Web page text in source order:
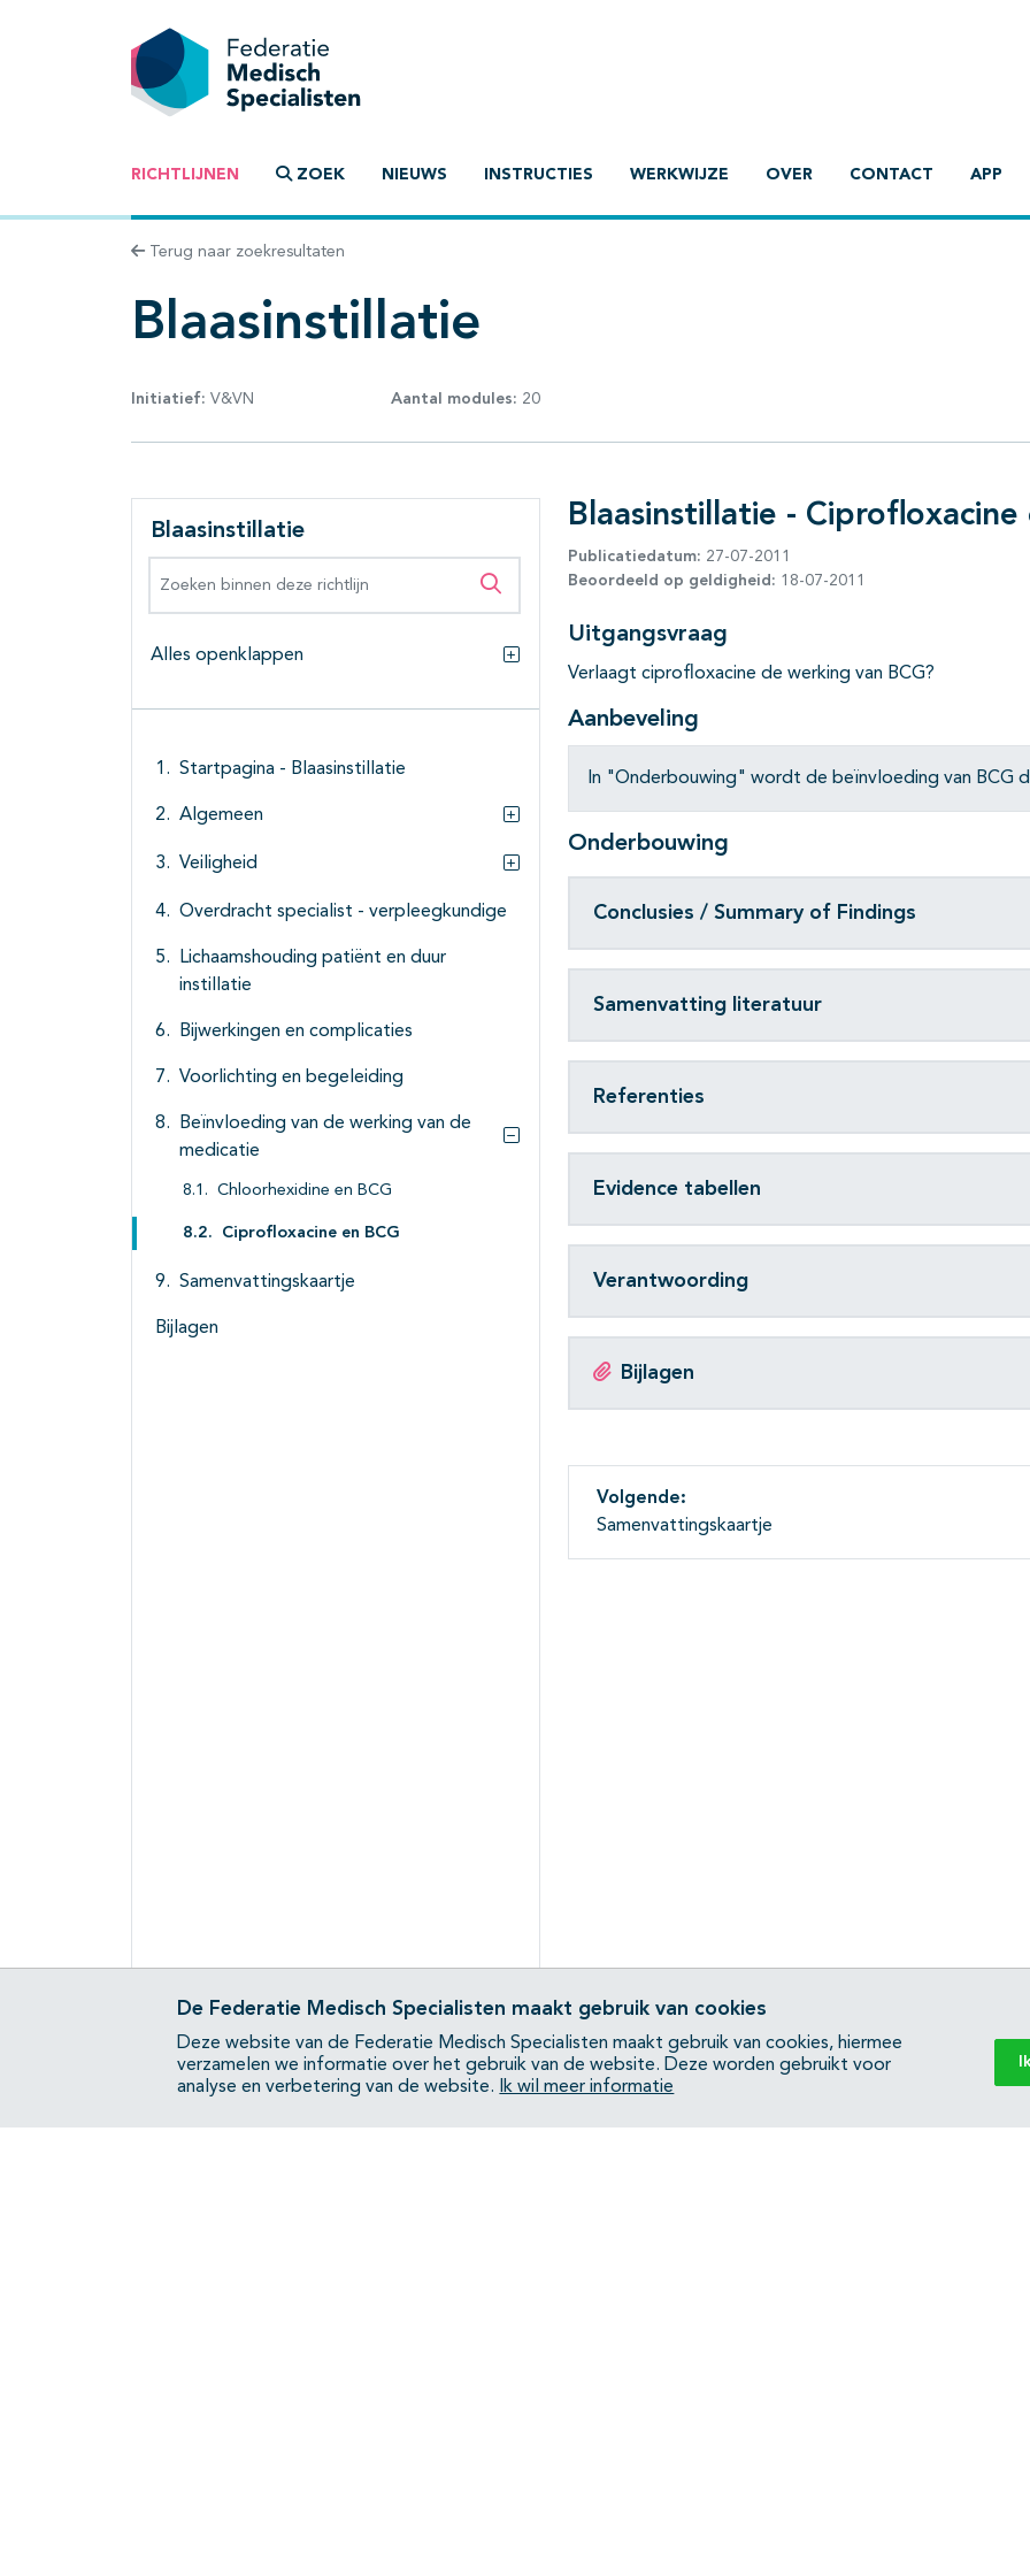
RICHTLIJNEN ZOEK NIEUWS INSTRUCTIES WERKWIJZE OVER CONTACT APP
Terug naar zoekresultaten
Blaasinstillatie
Initiatief: V&VN Aantal modules: 20
Blaasinstillatie
Zoeken binnen deze richtlijn
Alles openklappen
Alles openklappen
Startpagina - Blaasinstillatie
Algemeen
Subpagina's open- en dichtklappen
Veiligheid
Overdracht specialist - verpleegkundige
Lichaamshouding patiënt en duur
instillatie
Bijwerkingen en complicaties
Voorlichting en begeleiding
Beïnvloeding van de werking van de
medicatie
Chloorhexidine en BCG
Ciprofloxacine en BCG
Samenvattingskaartje
Bijlagen
Blaasinstillatie - Ciprofloxacine
Publicatiedatum: 27-07-2011
Beoordeeld op geldigheid: 18-07-2011
Uitgangsvraag
Verlaagt ciprofloxacine de werking van BCG?
Aanbeveling
In "Onderbouwing" wordt de beïnvloeding van BCG
Onderbouwing
Conclusies / Summary of Findings
Samenvatting literatuur
Referenties
Evidence tabellen
Verantwoording
Bijlagen
Volgende:
Samenvattingskaartje
De Federatie Medisch Specialisten maakt gebruik van cookies
Deze website van de Federatie Medisch Specialisten maakt gebruik van cookies, hiermee
verzamelen we informatie over het gebruik van de website. Deze worden gebruikt voor
analyse en verbetering van de website.
Ik wil meer informatie